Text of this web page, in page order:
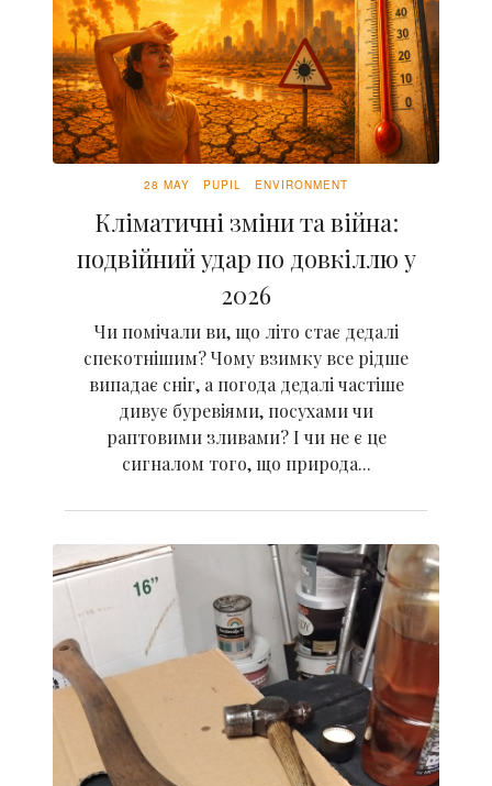
28 MAY PUPIL ENVIRONMENT
Кліматичні зміни та війна:
подвійний удар по довкіллю у
2026
Чи помічали ви, що літо стає дедалі
спекотнішим? Чому взимку все рідше
випадає сніг, а погода дедалі частіше
дивує буревіями, посухами чи
раптовими зливами? І чи не є це
сигналом того, що природа...